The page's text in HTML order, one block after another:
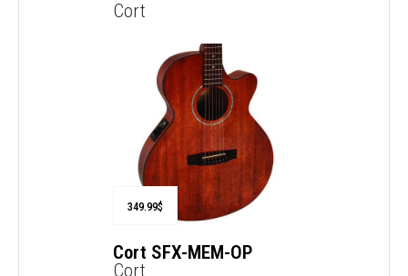
Cort
349.99$
Cort SFX-MEM-OP
Cort